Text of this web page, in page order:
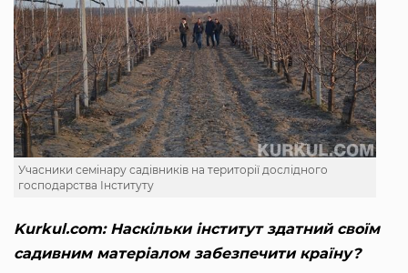
Учасники семінару садівників на території дослідного
господарства Інституту
Kurkul.com: Наскільки інститут здатний своїм
садивним матеріалом забезпечити країну?